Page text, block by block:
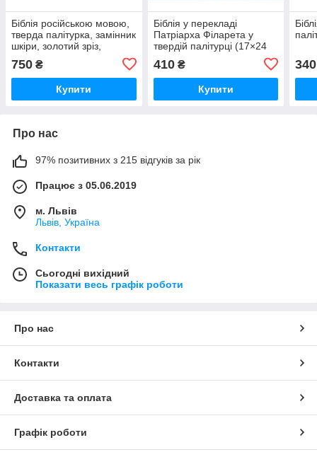
Біблія російською мовою,
тверда палітурка, замінник
шкіри, золотий зріз,
пошукові індекси (17×24
см)
750 ₴
Купити
Біблія у перекладі
Патріарха Філарета у
твердій палітурці (17×24
410₴
Купити
340
Про нас
97% позитивних з 215 відгуків за рік
Працює з 05.06.2019
м. Львів
Львів, Україна
Контакти
Сьогодні вихідний
Показати весь графік роботи
Про нас
Контакти
Доставка та оплата
Графік роботи